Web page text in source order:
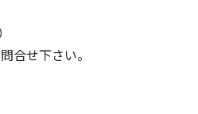
合せ下さい。